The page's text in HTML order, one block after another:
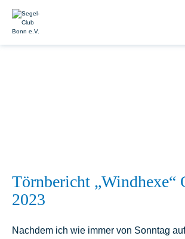
Törnbericht „Windhexe“
2023
Nachdem ich wie immer von Sonntag